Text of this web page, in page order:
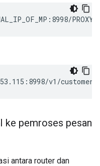
v1/customers
ke pemroses pesan
antara router dan